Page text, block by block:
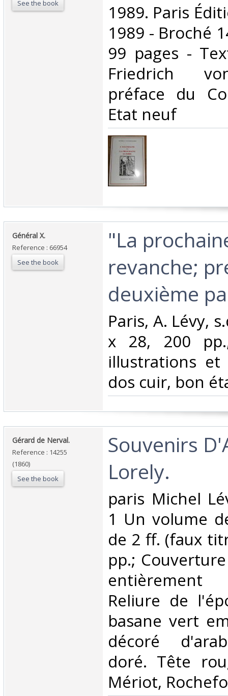
See the book
‎1989. Paris
1989 - Broché
99 pages -
Friedrich
préface du
Etat neuf‎
‎Général X.‎
Reference : 66954
See the book
‎"La
revanche;
deuxième
‎Paris, A. Lévy,
x 28, 200
illustrations et
dos cuir, bon
‎Gérard de Nerval.‎
Reference : 14255
(1860)
See the book
‎Souvenirs
Lorely.‎
‎paris Michel
1 Un volume
de 2 ff. (faux
pp.;
Reliure de
basane vert
décoré
doré. Tête
Mériot,